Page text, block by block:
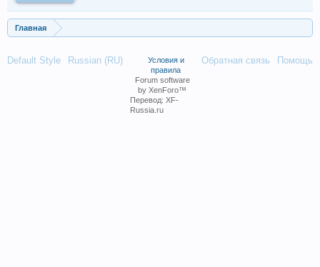
Главная
Default Style Russian (RU) Обратная связь Помощь
Условия и
правила
Forum software
by XenForo™
Перевод: XF-
Russia.ru